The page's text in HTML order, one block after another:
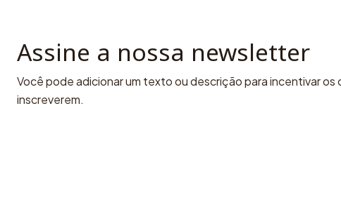
Assine a nossa newsletter
Você pode adicionar um texto ou descrição para incentivar os
inscreverem.